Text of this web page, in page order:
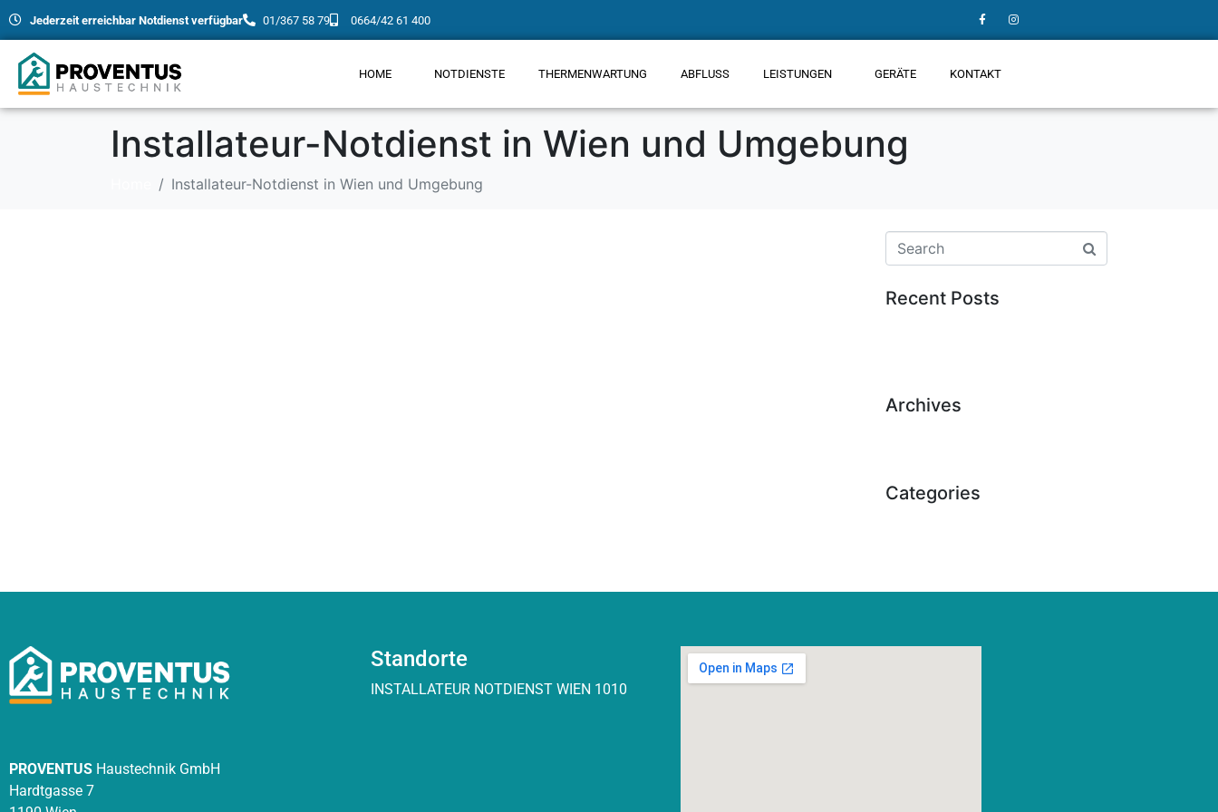
Jederzeit erreichbar Notdienst verfügbar 01/367 58 79 0664/42 61 400
HOME NOTDIENSTE THERMENWARTUNG ABFLUSS LEISTUNGEN GERÄTE KONTAKT
Installateur-Notdienst in Wien und Umgebung
Installateur-Notdienst in Wien und Umgebung
Recent Posts
Archives
Categories
PROVENTUS Haustechnik GmbH
Hardtgasse 7
Standorte
INSTALLATEUR NOTDIENST WIEN 1010